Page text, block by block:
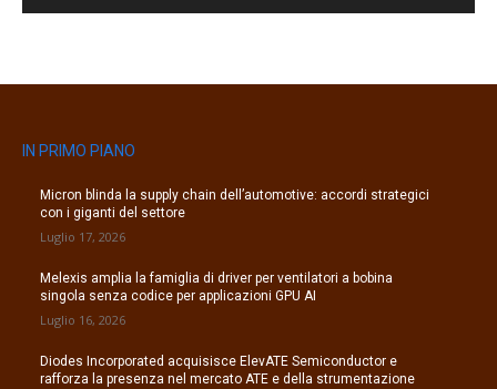
IN PRIMO PIANO
Micron blinda la supply chain dell’automotive: accordi strategici
con i giganti del settore
Luglio 17, 2026
Melexis amplia la famiglia di driver per ventilatori a bobina
singola senza codice per applicazioni GPU AI
Luglio 16, 2026
Diodes Incorporated acquisisce ElevATE Semiconductor e
rafforza la presenza nel mercato ATE e della strumentazione